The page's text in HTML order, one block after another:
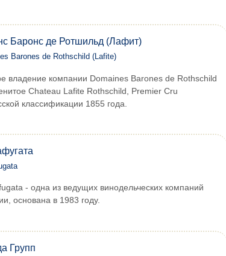
Баронс де Ротшильд (Лафит)
Barones de Rothschild (Lafite)
владение компании Domaines Barones de Rothschild
Chateau Lafite Rothschild, Premier Cru
классификации 1855 года.
- одна из ведущих винодельческих компаний
основана в 1983 году.
Групп